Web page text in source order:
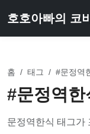
호호아빠의 코
홈 / 태그 / #문정역
#문정역한
문정역한식 태그가